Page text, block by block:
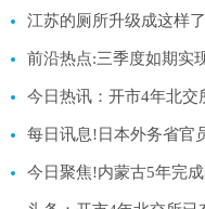
今日热讯：开市4年北交
今日聚焦!内蒙古5年完